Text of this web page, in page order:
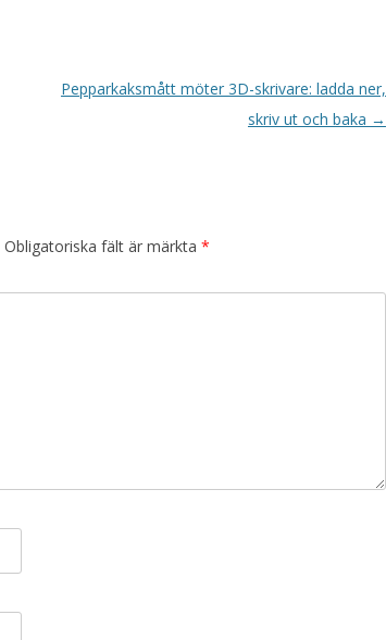
Pepparkaksmått möter 3D-skrivare: ladda ner,
skriv ut och baka →
Obligatoriska fält är märkta *